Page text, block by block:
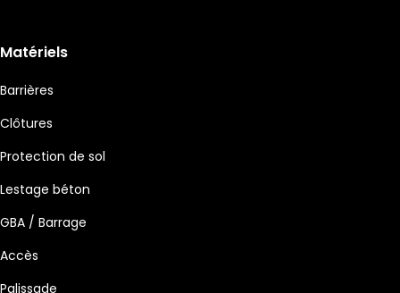
Matériels
Barrières
Clôtures
Protection de sol
Lestage béton
GBA / Barrage
Accès
Palissade